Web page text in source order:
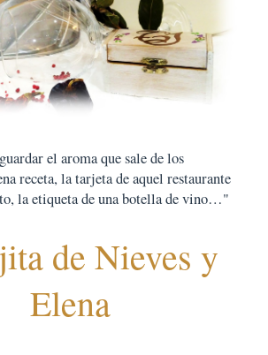
el aroma que sale de los
receta, la tarjeta de aquel restaurante
la etiqueta de una botella de vino…"
de Nieves y
Elena